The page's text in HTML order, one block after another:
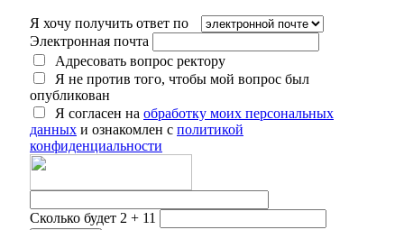
Я хочу получить ответ по
Электронная почта
Адресовать вопрос ректору
Я не против того, чтобы мой вопрос был
опубликован
Я согласен на обработку моих персональных
данных и ознакомлен с политикой
конфиденциальности
Сколько будет 2 + 11